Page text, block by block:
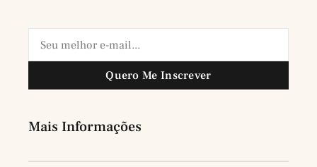
Quero Me Inscrever
Mais Informações